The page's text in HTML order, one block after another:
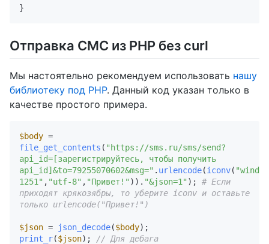
Отправка СМС из PHP без curl
Мы настоятельно рекомендуем использовать нашу
библиотеку под PHP. Данный код указан только в
качестве простого примера.
$body
file_get_contents ( "https://sms.ru/sms/send?
api_id=[зарегистрируйтесь, чтобы получить
api_id]&to=79255070602&msg=" . urlencode(iconv(
1251" , "utf-8" , "Привет!" )). "&json=1" ); # Если
приходят крякозябры, то уберите iconv и оставьте
только urlencode("Привет!")
$json = json_decode($body
print_r($json);
// Для дебага